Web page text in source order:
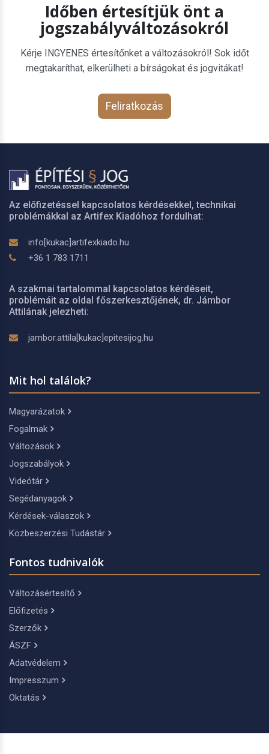
Időben értesítjük önt a
jogszabályváltozásokról
Kérje INGYENES értesítőnket a változásokról! Sok időt
megtakaríthat, elkerülheti a bírságokat és jogvitákat!
Feliratkozás
Az előfizetéssel kapcsolatos kérdésekkel, technikai
problémákkal az Artifex Kiadóhoz fordulhat:
info[kukac]artifexkiado.hu
+36 1 783 1711
A szakmai tartalommal kapcsolatos kérdéseit,
problémáit az oldal főszerkesztőjének, dr. Jámbor
Attilának jelezheti:
jambor.attila[kukac]epitesijog.hu
Mit hol találok?
Magyarázatok
Fogalmak
Változások
Jogszabályok
Videótár
Segédanyagok
Kérdések-válaszok
Közbeszerzési Tudástár
Fontos tudnivalók
Változásértesítő
Előfizetés
Szerzők
ÁSZF
Adatvédelem
Impresszum
Oktatás